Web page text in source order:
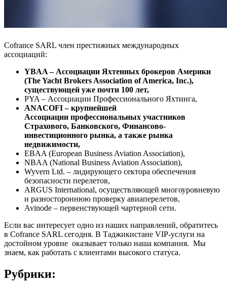
Cofrance SARL член престижных международных
ассоциаций:
YBAA – Ассоциации Яхтенных брокеров Америки
(The Yacht Brokers Association of America, Inc.),
существующей уже почти 100 лет,
PYA – Ассоциации Профессионального Яхтинга,
ANACOFI – крупнейшей
Ассоциации профессиональных участников
Страхового, Банковского, Финансово-
инвестиционного рынка, а также рынка
недвижимости,
EBAA (European Business Aviation Association),
NBAA (National Business Aviation Association),
Wyvern Ltd. – лидирующего сектора обеспечения
безопасности перелетов,
ARGUS International, осуществляющей многоуровневую
и разностороннюю проверку авиаперелетов,
Avinode – первенствующей чартерной сети.
Если вас интересует одно из наших направлений, обратитесь
в Cofrance SARL сегодня. В Таджикистане VIP-услуги на
достойном уровне оказывает только наша компания. Мы
знаем, как работать с клиентами высокого статуса.
Рубрики: